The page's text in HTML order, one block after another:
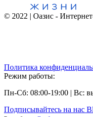
© 2022 | Оазис -
Политика
Режим работы:
Пн-Сб: 08:00-19:00 | Вс:
Подписывайтесь на наc